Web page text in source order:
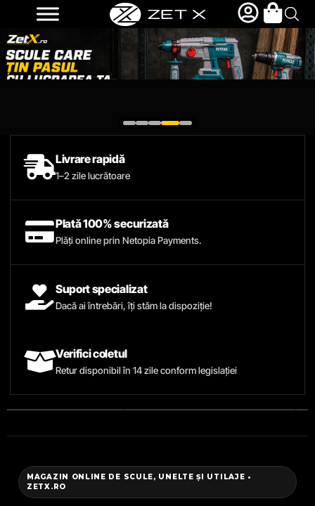
Livrare rapidă
1–2 zile lucrătoare
Plată 100% securizată
Plăți online prin Netopia Payments.
Suport specializat
Dacă ai întrebări, îți stăm la dispoziție!
Verifici coletul
Retur disponibil în 14 zile conform legislației
MAGAZIN ONLINE DE SCULE, UNELTE ȘI UTILAJE •
ZETX.RO